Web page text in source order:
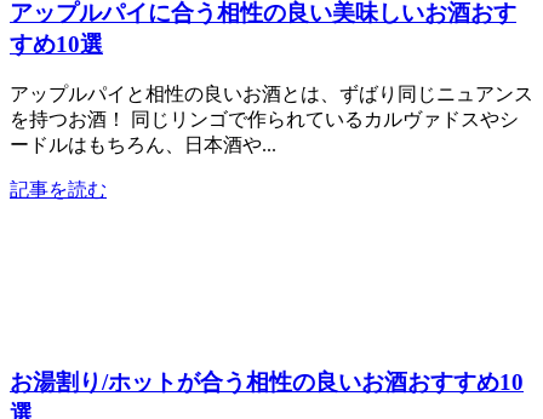
アップルパイに合う相性の良い美味しいお酒おす
すめ10選
アップルパイと相性の良いお酒とは、ずばり同じニュアンス
を持つお酒！ 同じリンゴで作られているカルヴァドスやシ
ードルはもちろん、日本酒や...
記事を読む
お湯割り/ホットが合う相性の良いお酒おすすめ10
選